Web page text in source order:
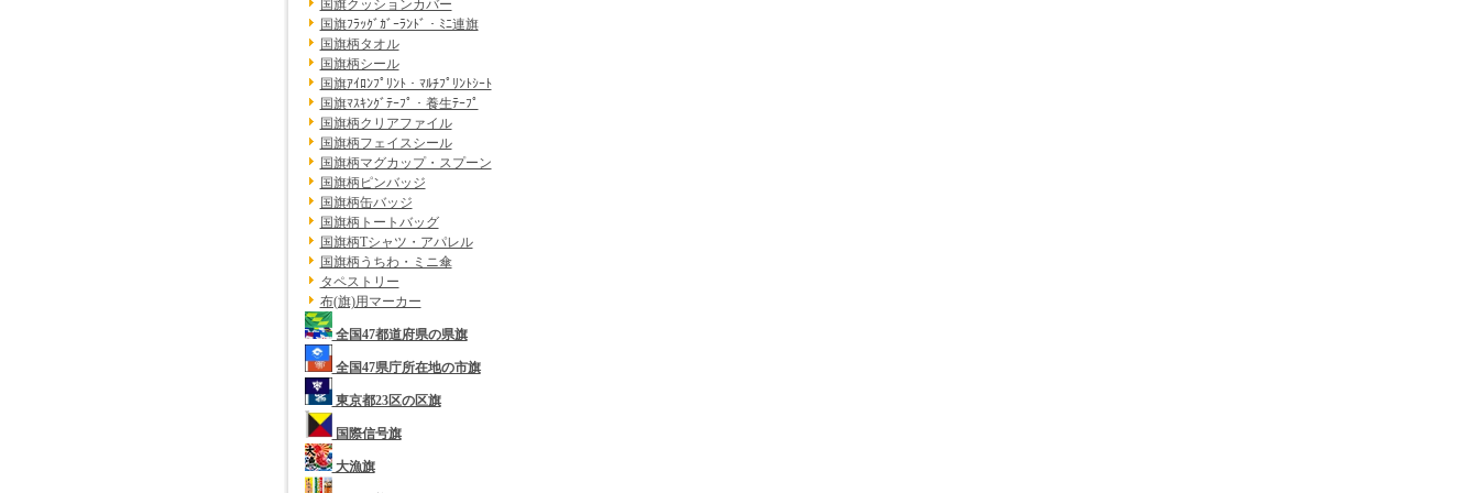
国旗クッションカバー
国旗ﾌﾗｯｸﾞｶﾞｰﾗﾝﾄﾞ・ﾐﾆ連旗
国旗柄タオル
国旗柄シール
国旗ｱｲﾛﾝﾌﾟﾘﾝﾄ・ﾏﾙﾁﾌﾟﾘﾝﾄｼｰﾄ
国旗ﾏｽｷﾝｸﾞﾃｰﾌﾟ・養生ﾃｰﾌﾟ
国旗柄クリアファイル
国旗柄フェイスシール
国旗柄マグカップ・スプーン
国旗柄ピンバッジ
国旗柄缶バッジ
国旗柄トートバッグ
国旗柄Tシャツ・アパレル
国旗柄うちわ・ミニ傘
タペストリー
布(旗)用マーカー
全国47都道府県の県旗
全国47県庁所在地の市旗
東京都23区の区旗
国際信号旗
大漁旗